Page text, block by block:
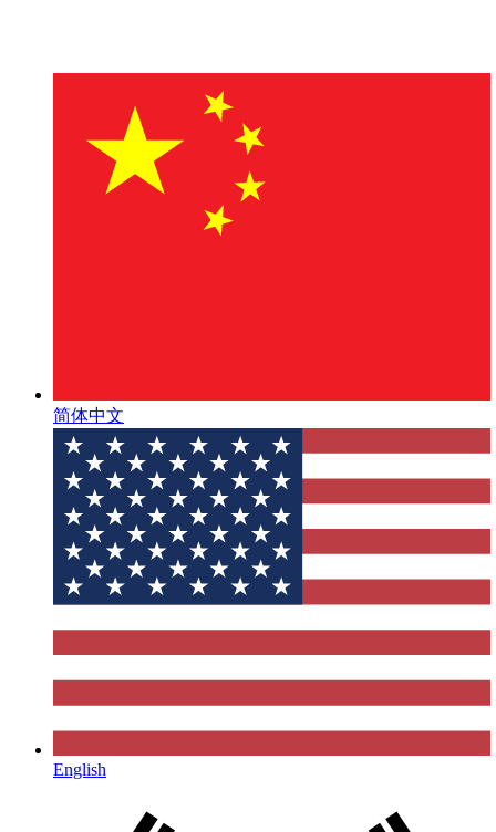
简体中文
English